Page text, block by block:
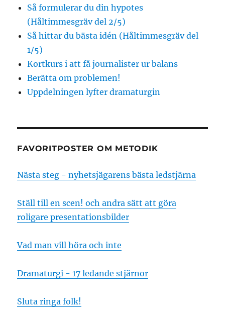
Så formulerar du din hypotes
(Håltimmesgräv del 2/5)
Så hittar du bästa idén (Håltimmesgräv del
1/5)
Kortkurs i att få journalister ur balans
Berätta om problemen!
Uppdelningen lyfter dramaturgin
FAVORITPOSTER OM METODIK
Nästa steg - nyhetsjägarens bästa ledstjärna
Ställ till en scen! och andra sätt att göra
roligare presentationsbilder
Vad man vill höra och inte
Dramaturgi - 17 ledande stjärnor
Sluta ringa folk!